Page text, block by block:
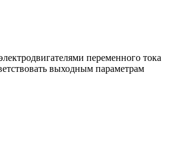
переменного тока
выходным параметрам